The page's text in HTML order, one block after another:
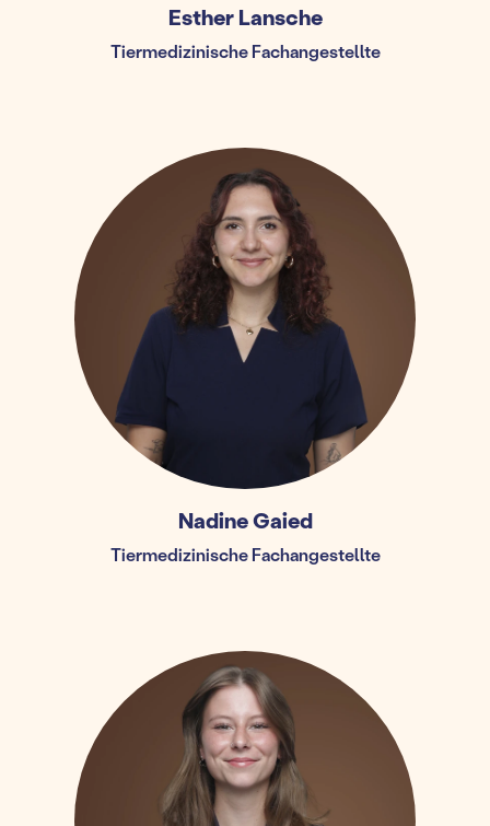
Esther Lansche
Tiermedizinische Fachangestellte
Nadine Gaied
Tiermedizinische Fachangestellte